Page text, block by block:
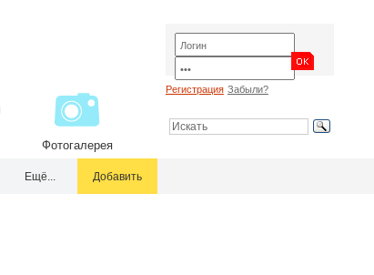
Фотогалерея
Регистрация Забыли?
Ещё... Добавить